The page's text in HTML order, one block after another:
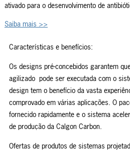
ativado para o desenvolvimento de
Saiba mais >>
Características e benefícios:
Os designs pré-concebidos garantem
agilizado pode ser executada com o
design tem o benefício da vasta
comprovado em várias aplicações. O
fornecido rapidamente e o sistema
de produção da Calgon Carbon.
Ofertas de produtos de sistemas